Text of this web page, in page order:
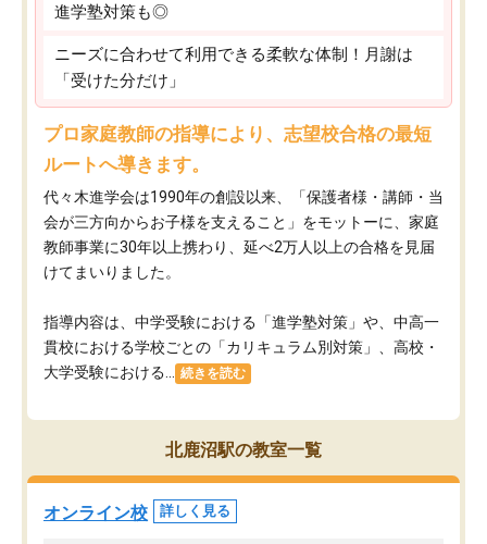
進学塾対策も◎
ニーズに合わせて利用できる柔軟な体制！月謝は
「受けた分だけ」
プロ家庭教師の指導により、志望校合格の最短
ルートへ導きます。
代々木進学会は1990年の創設以来、「保護者様・講師・当
会が三方向からお子様を支えること」をモットーに、家庭
教師事業に30年以上携わり、延べ2万人以上の合格を見届
けてまいりました。
指導内容は、中学受験における「進学塾対策」や、中高一
貫校における学校ごとの「カリキュラム別対策」、高校・
大学受験における...
続きを読む
北鹿沼駅の教室一覧
オンライン校 詳しく見る